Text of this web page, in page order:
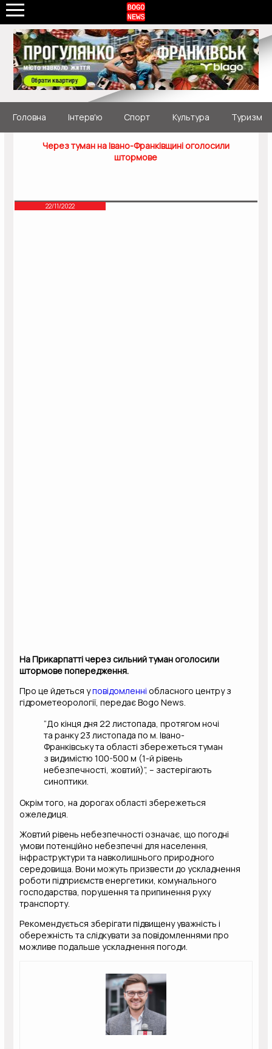
Головна Інтерв'ю Спорт Культура Туризм
Через туман на Івано-Франківщині оголосили
штормове
22/11/2022
На Прикарпатті через сильний туман оголосили
штормове попередження.
Про це йдеться уповідомленні обласного центру з
гідрометеорології, передає Bogo News.
“До кінця дня 22 листопада, протягом ночі
та ранку 23 листопада по м. Івано-
Франківську та області збережеться туман
з видимістю 100-500 м (1-й рівень
небезпечності, жовтий)”, – застерігають
синоптики.
Окрім того, на дорогах області збережеться
ожеледиця.
Жовтий рівень небезпечності означає, що погодні
умови потенційно небезпечні для населення,
інфраструктури та навколишнього природного
середовища. Вони можуть призвести до ускладнення
роботи підприємств енергетики, комунального
господарства, порушення та припинення руху
транспорту.
Рекомендується зберігати підвищену уважність і
обережність та слідкувати за повідомленнями про
можливе подальше ускладнення погоди.